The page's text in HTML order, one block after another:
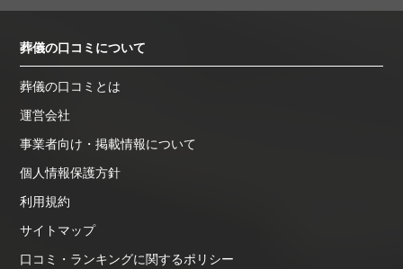
葬儀の口コミについて
葬儀の口コミとは
運営会社
事業者向け・掲載情報について
個人情報保護方針
利用規約
サイトマップ
口コミ・ランキングに関するポリシー